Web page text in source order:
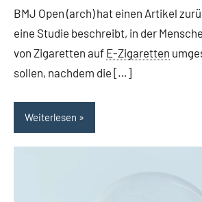
BMJ Open (arch) hat einen Artikel
eine Studie beschreibt, in der
von Zigaretten auf E-Zigaretten
sollen, nachdem die […]
Weiterlesen